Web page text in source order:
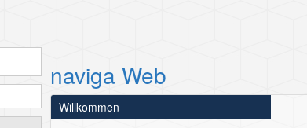
naviga Web
Willkommen